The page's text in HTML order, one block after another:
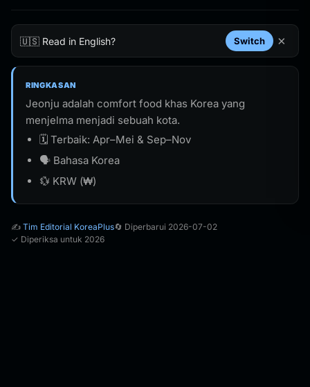
🇺🇸 Read in English? Switch ×
RINGKASAN
Jeonju adalah comfort food khas Korea yang
menjelma menjadi sebuah kota.
🗓️ Terbaik: Apr–Mei & Sep–Nov
🗣️ Bahasa Korea
💱 KRW (₩)
✍️ Tim Editorial KoreaPlus🔄 Diperbarui 2026-07-02
✓ Diperiksa untuk 2026